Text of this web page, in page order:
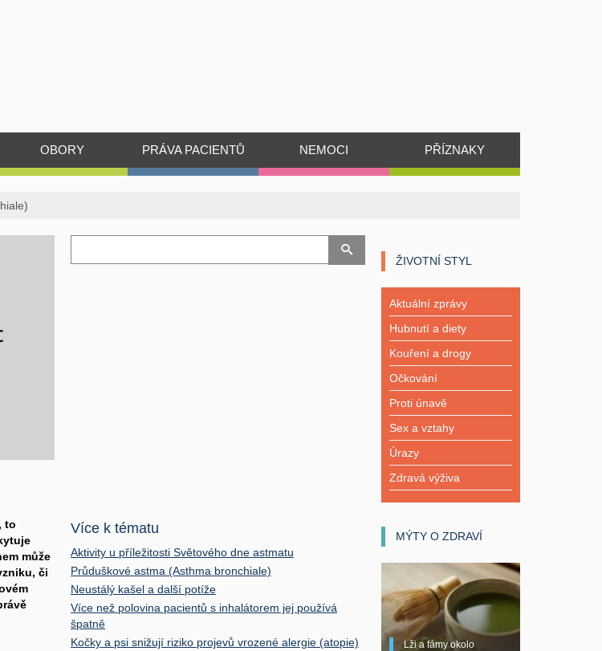
OBORY PRÁVA PACIENTŮ NEMOCI PŘÍZNAKY
to
může
či
Více k tématu
Aktivity u příležitosti Světového dne astmatu
Průduškové astma (Asthma bronchiale)
Neustálý kašel a další potíže
Více než polovina pacientů s inhalátorem jej používá
špatně
Kočky a psi snižují riziko projevů vrozené alergie (atopie)
ŽIVOTNÍ STYL
Aktuální zprávy
Hubnutí a diety
Kouření a drogy
Očkování
Proti únavě
Sex a vztahy
Úrazy
Zdravá výživa
MÝTY O ZDRAVÍ
Lži a fámy okolo